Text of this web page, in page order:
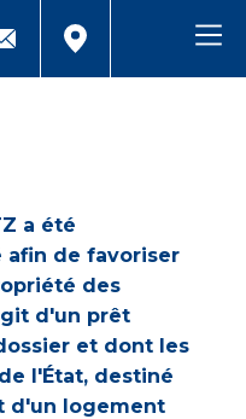
a été
de favoriser
des
d'un prêt
et dont les
l'État, destiné
d'un logement